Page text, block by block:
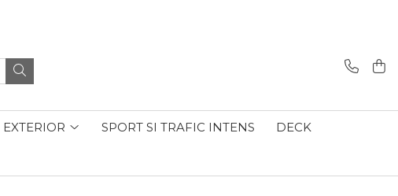
EXTERIOR SPORT SI TRAFIC INTENS DECK